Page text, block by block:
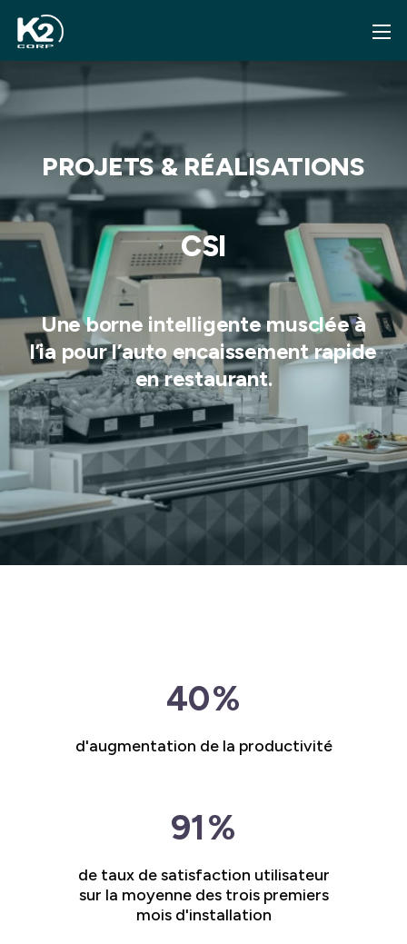
PROJETS & RÉALISATIONS
CSI
Une borne intelligente musclée à
l’ia pour l’auto encaissement rapide
en restaurant.
40%
d'augmentation de la productivité
91%
de taux de satisfaction utilisateur
sur la moyenne des trois premiers
mois d'installation